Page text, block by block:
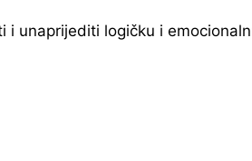
i unaprijediti logičku i